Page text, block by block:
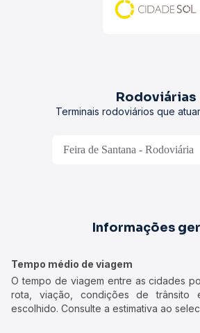
Rodoviárias
Terminais rodoviários que
Feira de Santana - Rodoviária
Informações
Tempo médio de viagem
O tempo de viagem entre as cidades
rota, viação, condições de
escolhido. Consulte a estimativa ao